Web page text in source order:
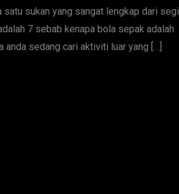
sukan yang sangat lengkap dari segi
7 sebab kenapa bola sepak adalah
sedang cari aktiviti luar yang […]